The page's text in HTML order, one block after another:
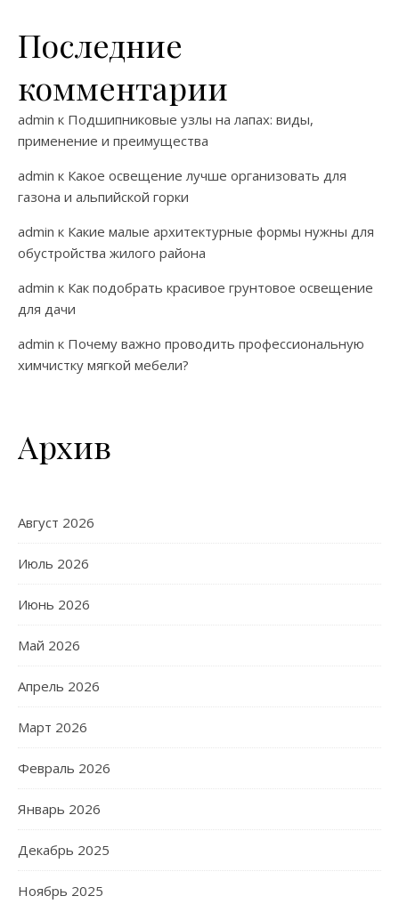
Последние
комментарии
admin к Подшипниковые узлы на лапах: виды,
применение и преимущества
admin к Какое освещение лучше организовать для
газона и альпийской горки
admin к Какие малые архитектурные формы нужны для
обустройства жилого района
admin к Как подобрать красивое грунтовое освещение
для дачи
admin к Почему важно проводить профессиональную
химчистку мягкой мебели?
Архив
Август 2026
Июль 2026
Июнь 2026
Май 2026
Апрель 2026
Март 2026
Февраль 2026
Январь 2026
Декабрь 2025
Ноябрь 2025